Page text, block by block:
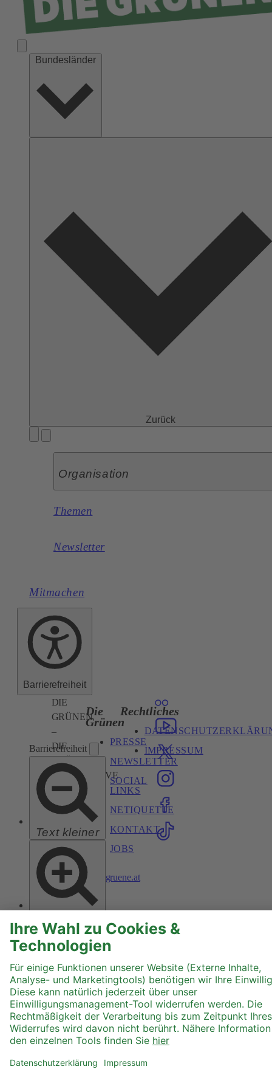
Bundesländer
Zurück
Organisation
Themen
Newsletter
Mitmachen
Barrierefreiheit
Barrierefreiheit
Text kleiner
Hoher Kontrast
DIE
GRÜNEN
–
DIE
GRÜNE
ALTERNATIVE
Mariahilfer
Straße
39,
1060
Wien​
dialogbuero@gruene.at
Die
Grünen
PRESSE
NEWSLETTER
SOCIAL
LINKS
NETIQUETTE
KONTAKT
JOBS
Rechtliches
IMPRESSUM